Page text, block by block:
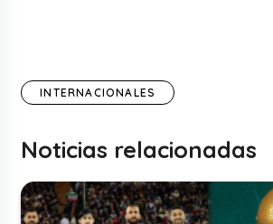
INTERNACIONALES
Noticias relacionadas